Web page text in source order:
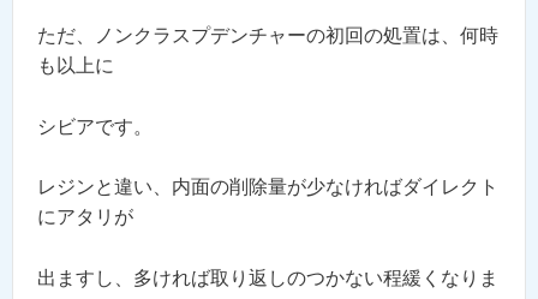
ただ、ノンクラスプデンチャーの初回の処置は、何時
も以上に
シビアです。
レジンと違い、内面の削除量が少なければダイレクト
にアタリが
出ますし、多ければ取り返しのつかない程緩くなりま